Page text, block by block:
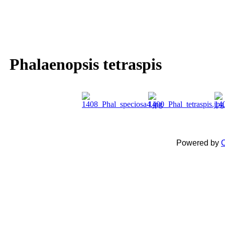
Phalaenopsis tetraspis
Powered by